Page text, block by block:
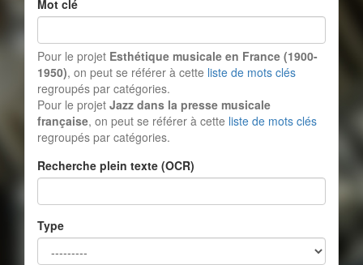
Mot clé
Pour le projet Esthétique musicale en France (1900-
1950), on peut se référer à cette liste de mots clés
regroupés par catégories.
Pour le projet Jazz dans la presse musicale
française, on peut se référer à cette liste de mots clés
regroupés par catégories.
Recherche plein texte (OCR)
Type